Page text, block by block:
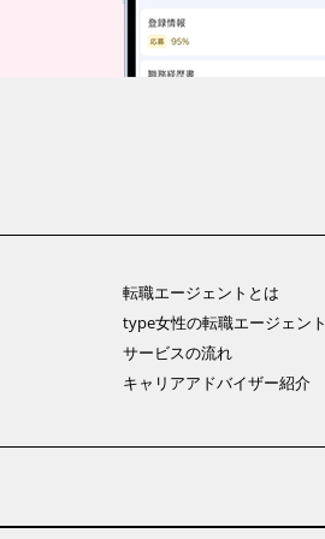
転職エージェントとは
type女性の転職エージェント
サービスの流れ
キャリアアドバイザー紹介